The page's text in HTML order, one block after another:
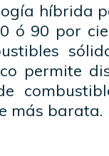
híbrida
ó 90 por
permite
más barata.